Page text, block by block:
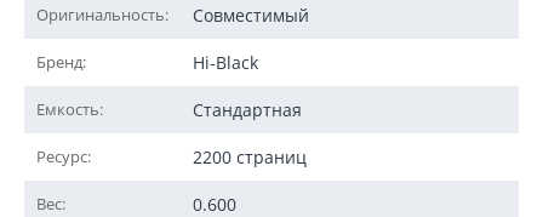
Оригинальность: Совместимый
Бренд: Hi-Black
Емкость: Стандартная
Ресурс: 2200 страниц
Вес: 0.600